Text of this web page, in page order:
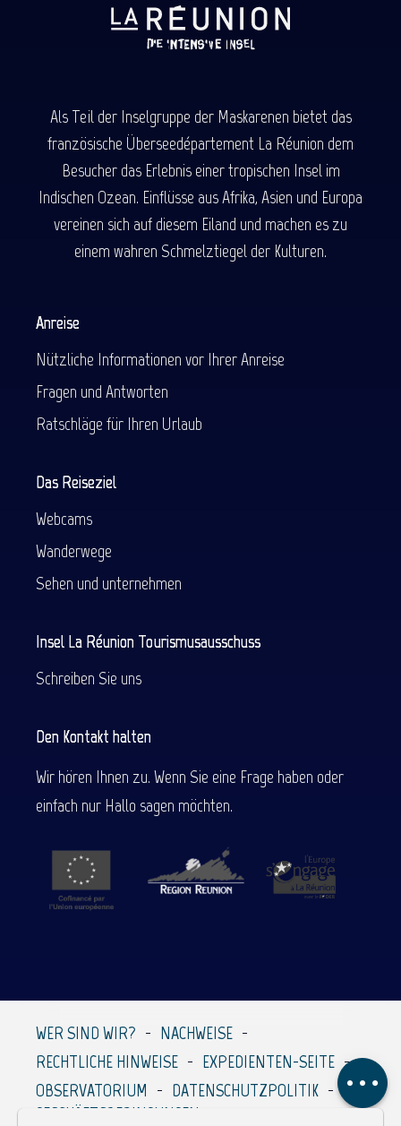
Service
Kommentare
Als Teil der Inselgruppe der Maskarenen bietet das
französische Überseedépartement La Réunion dem
Besucher das Erlebnis einer tropischen Insel im
Indischen Ozean. Einflüsse aus Afrika, Asien und Europa
vereinen sich auf diesem Eiland und machen es zu
einem wahren Schmelztiegel der Kulturen.
Anreise
Nützliche Informationen vor Ihrer Anreise
Fragen und Antworten
Ratschläge für Ihren Urlaub
Das Reiseziel
Webcams
Wanderwege
Sehen und unternehmen
Insel La Réunion Tourismusausschuss
Schreiben Sie uns
Den Kontakt halten
Wir hören Ihnen zu. Wenn Sie eine Frage haben oder
einfach nur Hallo sagen möchten.
WER SIND WIR?
NACHWEISE
RECHTLICHE HINWEISE
EXPEDIENTEN-SEITE
OBSERVATORIUM
DATENSCHUTZPOLITIK
GESCHÄFTSBEDINGUNGEN